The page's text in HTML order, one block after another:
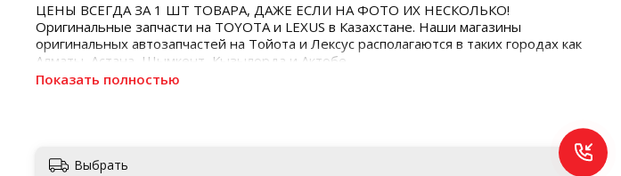
ЦЕНЫ ВСЕГДА ЗА 1 ШТ ТОВАРА, ДАЖЕ ЕСЛИ НА ФОТО ИХ НЕСКОЛЬКО!
Оригинальные запчасти на TOYOTA и LEXUS в Казахстане. Наши магазины
оригинальных автозапчастей на Тойота и Лексус располагаются в таких городах как
Алматы, Астана, Шымкент, Кызылорда и Актобе
Показать полностью
Выбрать